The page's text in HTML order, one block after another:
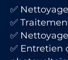
✅
✅
✅
✅ Entretien